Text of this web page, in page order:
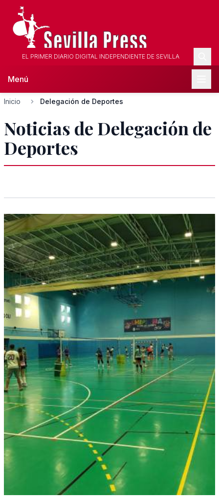
EL PRIMER DIARIO DIGITAL INDEPENDIENTE DE SEVILLA
Menú
Inicio Delegación de Deportes
Noticias de Delegación de
Deportes